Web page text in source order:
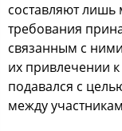
составляют лишь
требования
связанным с
их привлечении
подавался с
между